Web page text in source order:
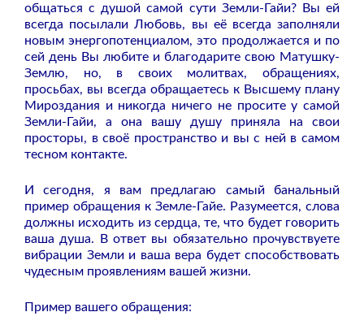
общаться с душой самой сути Земли-Гайи? Вы ей
всегда посылали Любовь, вы её всегда заполняли
новым энергопотенциалом, это продолжается и по
сей день Вы любите и благодарите свою Матушку-
Землю, но, в своих молитвах, обращениях,
просьбах, вы всегда обращаетесь к Высшему плану
Мироздания и никогда ничего не просите у самой
Земли-Гайи, а она вашу душу приняла на свои
просторы, в своё пространство и вы с ней в самом
тесном контакте.
И сегодня, я вам предлагаю самый банальный
пример обращения к Земле-Гайе. Разумеется, слова
должны исходить из сердца, те, что будет говорить
ваша душа. В ответ вы обязательно прочувствуете
вибрации Земли и ваша вера будет способствовать
чудесным проявлениям вашей жизни.
Пример вашего обращения: